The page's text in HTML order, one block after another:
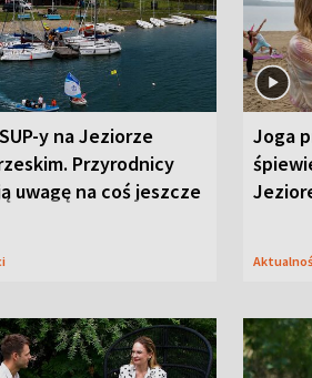
y na Jeziorze
Przyrodnicy
uwagę na coś jeszcze
Joga